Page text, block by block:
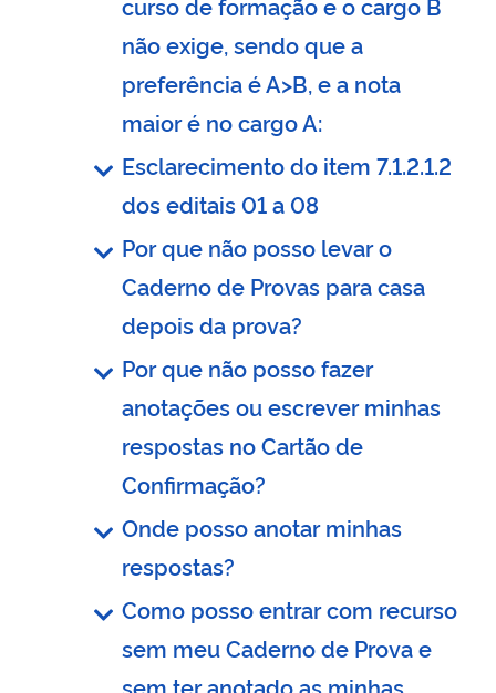
não exige, sendo que a
preferência é A>B, e a nota
maior é no cargo A:
Esclarecimento do item 7.1.2.1.2
dos editais 01 a 08
Por que não posso levar o
Caderno de Provas para casa
depois da prova?
Por que não posso fazer
anotações ou escrever minhas
respostas no Cartão de
Confirmação?
Onde posso anotar minhas
respostas?
Como posso entrar com recurso
sem meu Caderno de Prova e
sem ter anotado as minhas